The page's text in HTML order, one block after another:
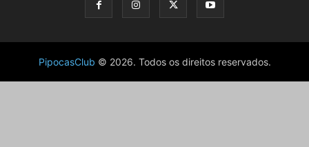
PipocasClub © 2026. Todos os direitos reservados.